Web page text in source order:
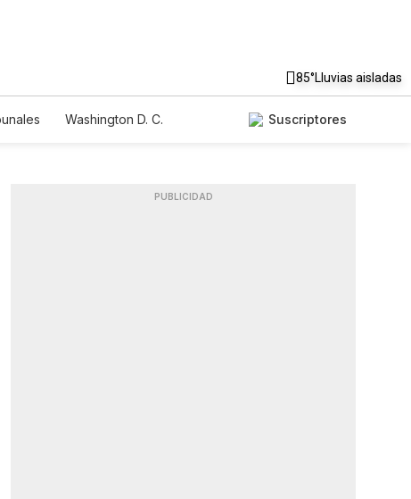
85°Lluvias aisladas
Washington D. C.
Suscriptores
PUBLICIDAD